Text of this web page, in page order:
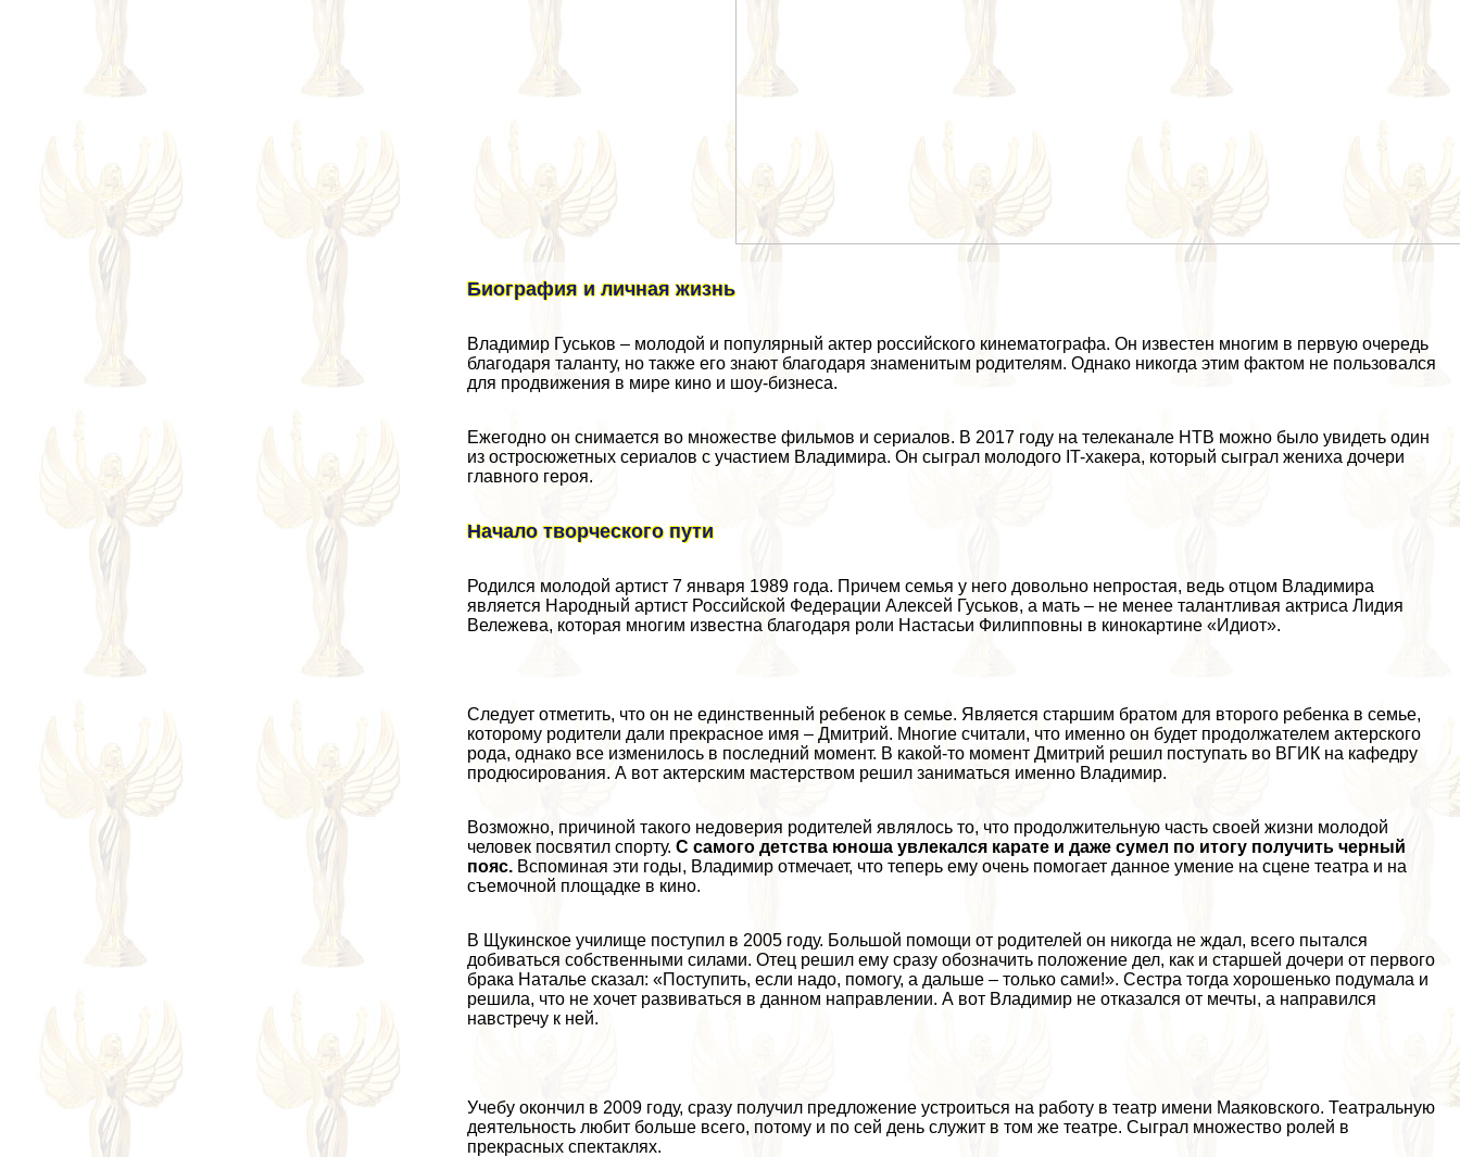
Биография и личная жизнь
Владимир Гуськов – молодой и популярный актер российского кинематографа. Он известен многим в первую очередь
благодаря таланту, но также его знают благодаря знаменитым родителям. Однако никогда этим фактом не пользовался
для продвижения в мире кино и шоу-бизнеса.
Ежегодно он снимается во множестве фильмов и сериалов. В 2017 году на телеканале НТВ можно было увидеть один
из остросюжетных сериалов с участием Владимира. Он сыграл молодого IT-хакера, который сыграл жениха дочери
главного героя.
Начало творческого пути
Родился молодой артист 7 января 1989 года. Причем семья у него довольно непростая, ведь отцом Владимира
является Народный артист Российской ФедерацииАлексей Гуськов, а мать – не менее талантливая актрисаЛидия
Вележева, которая многим известна благодаря роли Настасьи Филипповны в кинокартине «Идиот».
Следует отметить, что он не единственный ребенок в семье. Является старшим братом для второго ребенка в семье,
которому родители дали прекрасное имя – Дмитрий. Многие считали, что именно он будет продолжателем актерского
рода, однако все изменилось в последний момент. В какой-то момент Дмитрий решил поступать во ВГИК на кафедру
продюсирования. А вот актерским мастерством решил заниматься именно Владимир.
Возможно, причиной такого недоверия родителей являлось то, что продолжительную часть своей жизни молодой
человек посвятил спорту.С самого детства юноша увлекался карате и даже сумел по итогу получить черный
пояс. Вспоминая эти годы, Владимир отмечает, что теперь ему очень помогает данное умение на сцене театра и на
съемочной площадке в кино.
В Щукинское училище поступил в 2005 году. Большой помощи от родителей он никогда не ждал, всего пытался
добиваться собственными силами. Отец решил ему сразу обозначить положение дел, как и старшей дочери от первого
бpaка Наталье сказал: «Поступить, если надо, помогу, а дальше – только сами!». Сестра тогда хорошенько подумала и
решила, что не хочет развиваться в данном направлении. А вот Владимир не отказался от мечты, а направился
навстречу к ней.
Учебу окончил в 2009 году, сразу получил предложение устроиться на работу в театр имени Маяковского. Театральную
деятельность любит больше всего, потому и по сей день служит в том же театре. Сыграл множество ролей в
прекрасных спектаклях.